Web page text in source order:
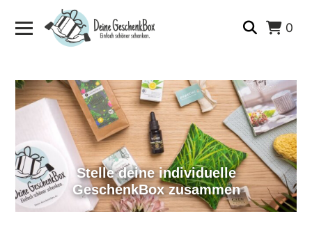
0
Stelle deine individuelle
GeschenkBox zusammen
🔍